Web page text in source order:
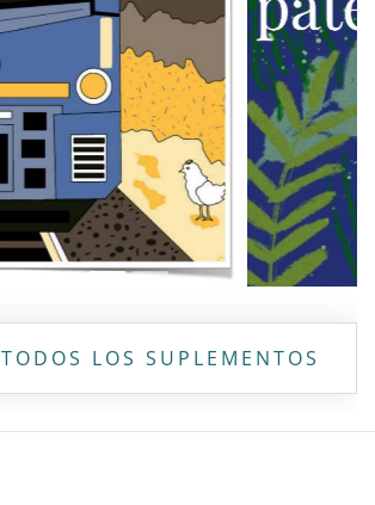
TODOS LOS SUPLEMENTOS